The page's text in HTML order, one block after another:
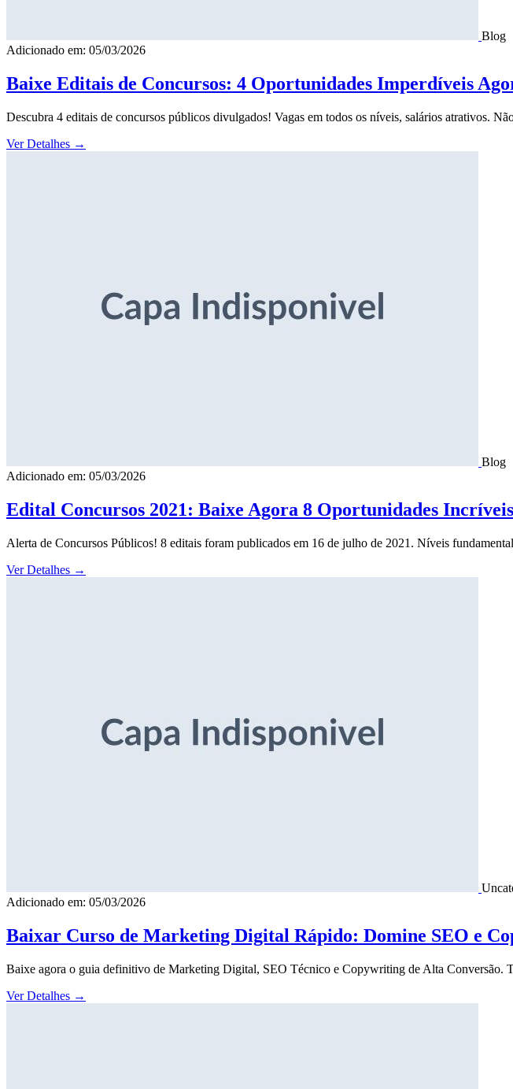
Blog
Adicionado em: 05/03/2026
Baixe Editais de Concursos: 4 Oportunidades Imperdíveis
Descubra 4 editais de concursos públicos divulgados! Vagas em todos os níveis, salários atrativos.
Ver Detalhes →
Blog
Adicionado em: 05/03/2026
Edital Concursos 2021: Baixe Agora 8 Oportunidades
Alerta de Concursos Públicos! 8 editais foram publicados em 16 de julho de 2021. Níveis
Ver Detalhes →
Adicionado em: 05/03/2026
Baixar Curso de Marketing Digital Rápido: Domine SEO e
Baixe agora o guia definitivo de Marketing Digital, SEO Técnico e Copywriting de Alta Conversão.
Ver Detalhes →